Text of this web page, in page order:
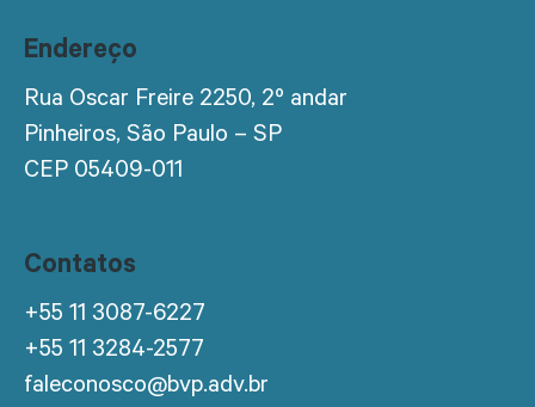
Endereço
Rua Oscar Freire 2250, 2º andar
Pinheiros, São Paulo – SP
CEP 05409-011
Contatos
+55 11 3087-6227
+55 11 3284-2577
faleconosco@bvp.adv.br